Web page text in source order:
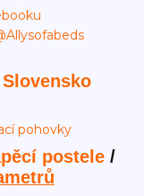
Slovensko
postele/